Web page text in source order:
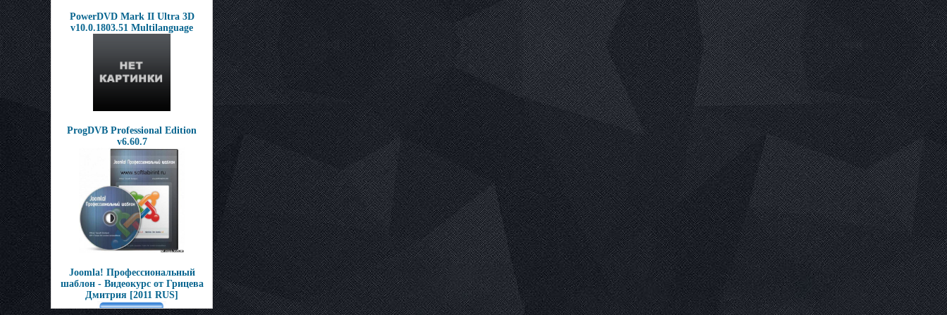
PowerDVD Mark II Ultra 3D
v10.0.1803.51 Multilanguage
ProgDVB Professional Edition
v6.60.7
Joomla! Профессиональный
шаблон - Видеокурс от Грицева
Дмитрия [2011 RUS]